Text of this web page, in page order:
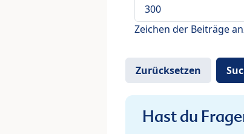
Zeichen der Beiträge
Hast du